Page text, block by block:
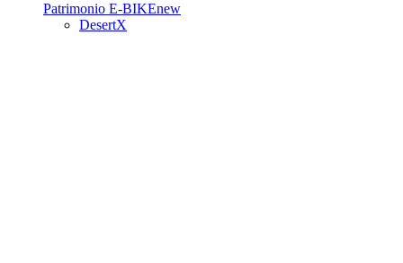
Patrimonio E-BIKEnew
DesertX